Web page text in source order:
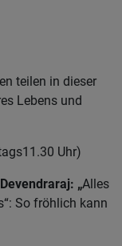
teilen in dieser
Lebens und
11.30 Uhr)
„Alles
So fröhlich kann